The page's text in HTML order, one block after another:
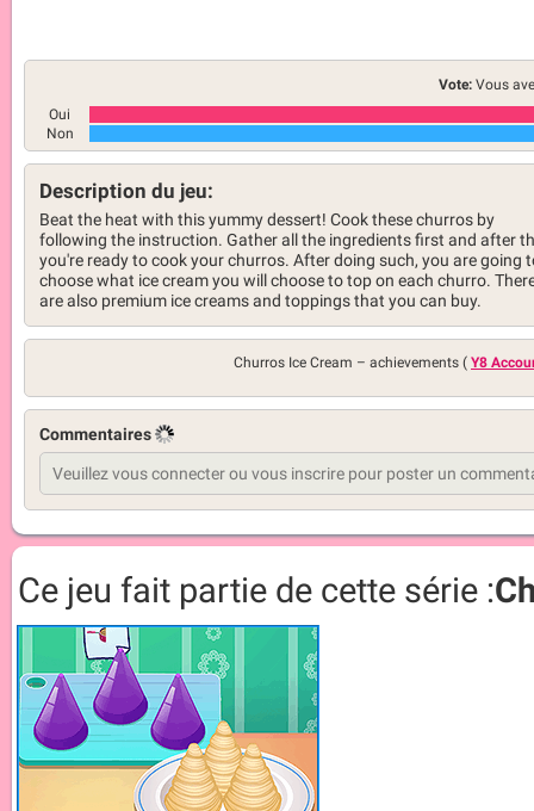
Vote: Vous
Oui
Non
Description du jeu:
Beat the heat with this yummy dessert! Cook these churros by
following the instruction. Gather all the ingredients first and after
you're ready to cook your churros. After doing such, you are going
choose what ice cream you will choose to top on each churro.
are also premium ice creams and toppings that you can buy.
Churros Ice Cream – achievements ( Y8
Commentaires
Ce jeu fait partie de cette série :